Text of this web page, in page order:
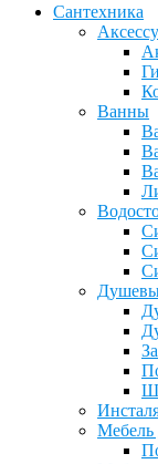
Сантехника
Ванны
Мебель